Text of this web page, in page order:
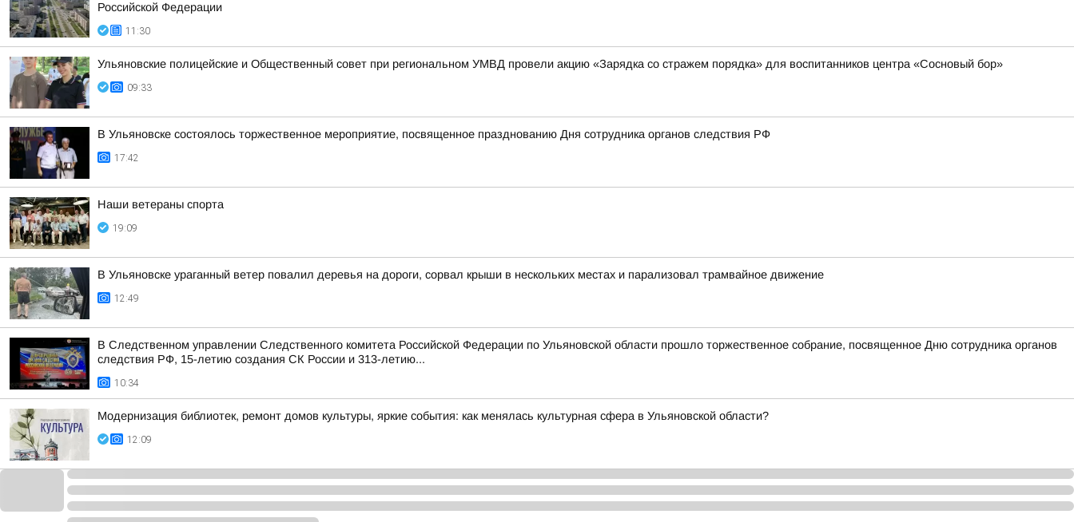
Российской Федерации
11:30
Ульяновские полицейские и Общественный совет при региональном УМВД провели акцию «Зарядка со стражем порядка» для воспитанников центра «Сосновый бор»
09:33
В Ульяновске состоялось торжественное мероприятие, посвященное празднованию Дня сотрудника органов следствия РФ
17:42
Наши ветераны спорта
19:09
В Ульяновске ураганный ветер повалил деревья на дороги, сорвал крыши в нескольких местах и парализовал трамвайное движение
12:49
В Следственном управлении Следственного комитета Российской Федерации по Ульяновской области прошло торжественное собрание, посвященное Дню сотрудника органов
следствия РФ, 15-летию создания СК России и 313-летию...
10:34
Модернизация библиотек, ремонт домов культуры, яркие события: как менялась культурная сфера в Ульяновской области?
12:09